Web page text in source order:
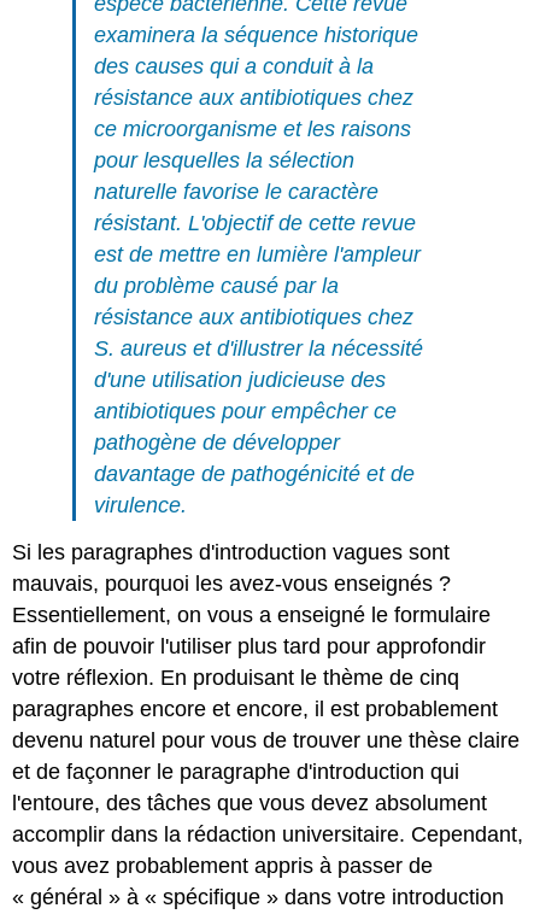
examinera la séquence historique
des causes qui a conduit à la
résistance aux antibiotiques chez
ce microorganisme et les raisons
pour lesquelles la sélection
naturelle favorise le caractère
résistant. L'objectif de cette revue
est de mettre en lumière l'ampleur
du problème causé par la
résistance aux antibiotiques chez
S. aureus et d'illustrer la nécessité
d'une utilisation judicieuse des
antibiotiques pour empêcher ce
pathogène de développer
davantage de pathogénicité et de
virulence.
Si les paragraphes d'introduction vagues sont
mauvais, pourquoi les avez-vous enseignés ?
Essentiellement, on vous a enseigné le formulaire
afin de pouvoir l'utiliser plus tard pour approfondir
votre réflexion. En produisant le thème de cinq
paragraphes encore et encore, il est probablement
devenu naturel pour vous de trouver une thèse claire
et de façonner le paragraphe d'introduction qui
l'entoure, des tâches que vous devez absolument
accomplir dans la rédaction universitaire. Cependant,
vous avez probablement appris à passer de
« général » à « spécifique » dans votre introduction